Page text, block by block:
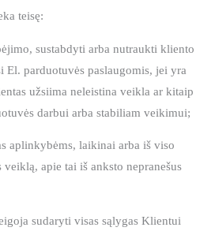
teisę:
sustabdyti arba nutraukti kliento
El. parduotuvės paslaugomis, jei yra
užsiima neleistina veikla ar kitaip
darbui arba stabiliam veikimui;
aplinkybėms, laikinai arba iš viso
apie tai iš anksto nepranešus
sudaryti visas sąlygas Klientui